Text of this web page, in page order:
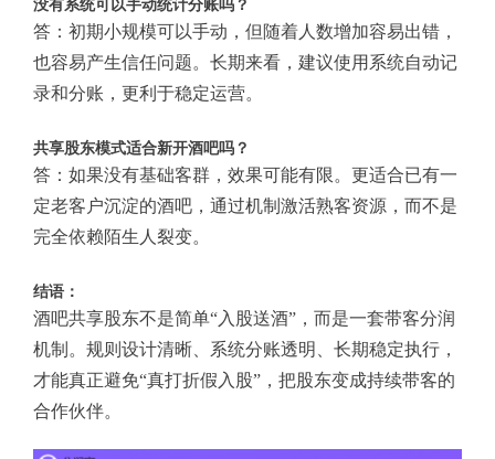
没有系统可以手动统计分账吗？
答：初期小规模可以手动，但随着人数增加容易出错，
也容易产生信任问题。长期来看，建议使用系统自动记
录和分账，更利于稳定运营。
共享股东模式适合新开酒吧吗？
答：如果没有基础客群，效果可能有限。更适合已有一
定老客户沉淀的酒吧，通过机制激活熟客资源，而不是
完全依赖陌生人裂变。
结语：
酒吧共享股东不是简单“入股送酒”，而是一套带客分润
机制。规则设计清晰、系统分账透明、长期稳定执行，
才能真正避免“真打折假入股”，把股东变成持续带客的
合作伙伴。